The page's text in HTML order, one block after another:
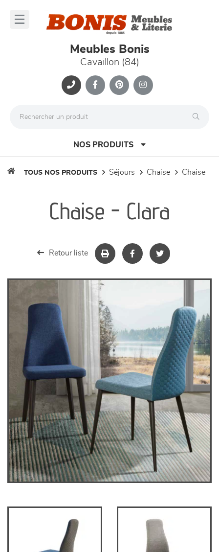
Meubles Bonis
Cavaillon (84)
NOS PRODUITS
meubles de complément
literie
décoration
TOUS NOS PRODUITS séjours chaise chaise
Chaise - Clara
Retour liste